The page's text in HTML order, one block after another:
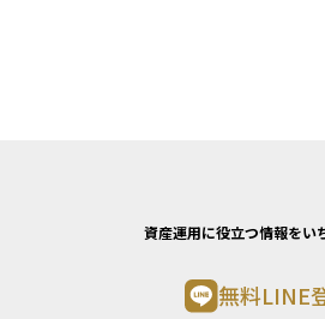
資産運用に役立つ情報をい
無料LINE